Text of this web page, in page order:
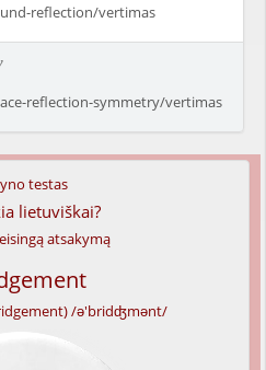
reflection/vertimas
reflection-symmetry/vertimas
testas
lietuviškai?
atsakymą
/ə'bridʤmənt/